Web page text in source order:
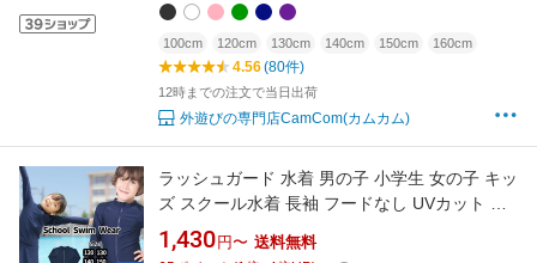
ング セール SALE
100cm 120cm 130cm 140cm 150cm 160cm
4.56(80件)
12時までの注文で当日出荷
外遊びの専門店CamCom(カムカム)
ラッシュガード 水着 男の子 小学生 女の子 キッ
ズ スクール水着 長袖 フードなし UVカット ジ
ップアップ 中学生 水着 スク水 子供 学校用 120
130 140 150 160 170 学校 競泳 水泳 授業用 ス
1,430 円〜 送料無料